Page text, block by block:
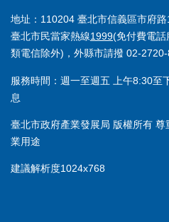
地址：110204 臺北市信義區市府
臺北市民當家熱線1999(免付費電話
類電信除外)，外縣市請撥 02-
服務時間：週一至週五 上午8:30至
息
臺北市政府產業發展局 版權所有
業用途
建議解析度1024x768